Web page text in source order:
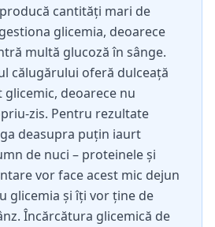
cantități mari de
glicemia, deoarece
multă glucoză în sânge.
călugărului oferă dulceață
deoarece nu
zis. Pentru rezultate
deasupra puțin iaurt
de nuci – proteinele și
vor face acest mic dejun
glicemia și îți vor ține de
Încărcătura glicemică de